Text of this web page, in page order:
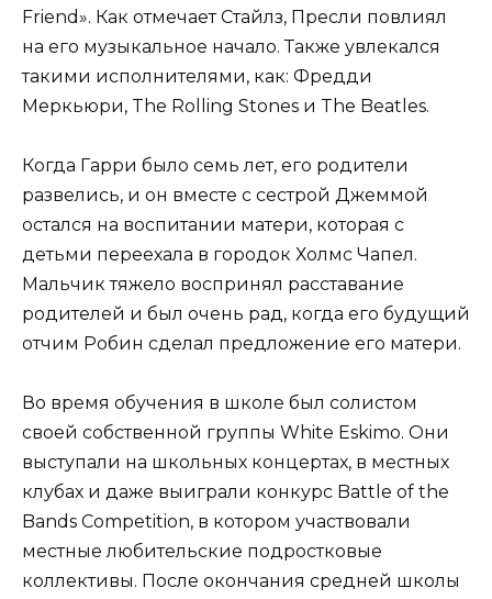
Friend». Как отмечает Стайлз, Пресли повлиял
на его музыкальное начало. Также увлекался
такими исполнителями, как: Фредди
Меркьюри, The Rolling Stones и The Beatles.
Когда Гарри было семь лет, его родители
развелись, и он вместе с сестрой Джеммой
остался на воспитании матери, которая с
детьми переехала в городок Холмс Чапел.
Мальчик тяжело воспринял расставание
родителей и был очень рад, когда его будущий
отчим Робин сделал предложение его матери.
Во время обучения в школе был солистом
своей собственной группы White Eskimo. Они
выступали на школьных концертах, в местных
клубах и даже выиграли конкурс Battle of the
Bands Competition, в котором участвовали
местные любительские подростковые
коллективы. После окончания средней школы